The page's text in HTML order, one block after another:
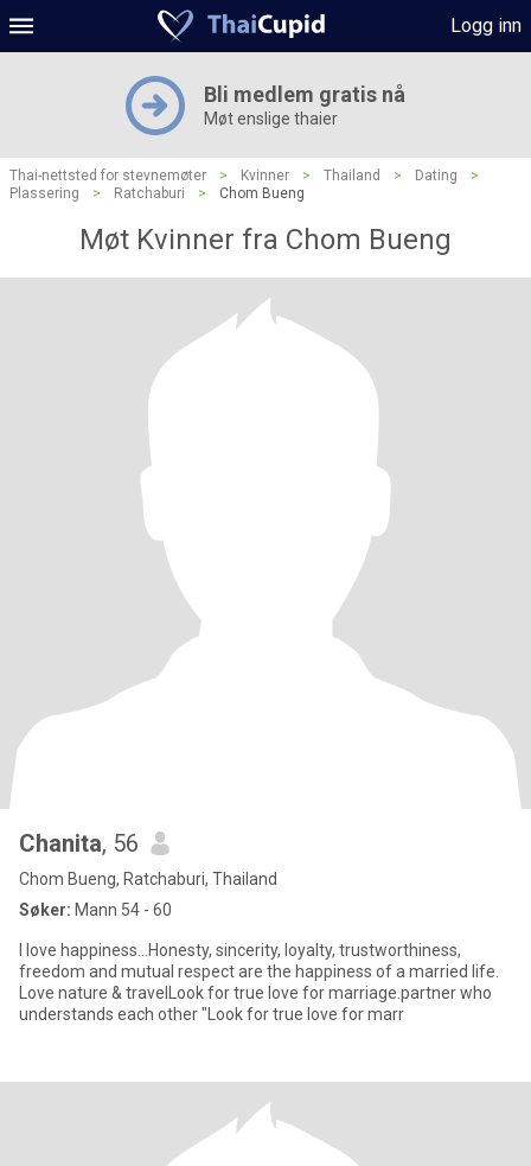
Logg inn
Bli medlem gratis nå
Møt enslige thaier
Thai-nettsted for stevnemøter > Kvinner > Thailand > Dating
>
Plassering
> Ratchaburi > Chom Bueng
Møt Kvinner fra Chom Bueng
Chanita, 56
Chom Bueng, Ratchaburi, Thailand
Søker: Mann 54 - 60
I love happiness...Honesty, sincerity, loyalty, trustworthiness,
freedom and mutual respect are the happiness of a married life.
Love nature & travelLook for true love for marriage.partner who
understands each other "Look for true love for marr